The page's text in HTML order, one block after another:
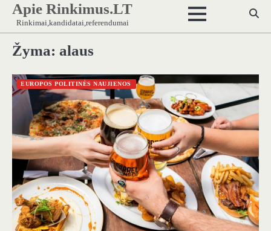
Skip
content
Apie Rinkimus.LT
Rinkimai,kandidatai,referendumai
Žyma: alaus
EUROPOS POLITINĖS NAUJIENOS